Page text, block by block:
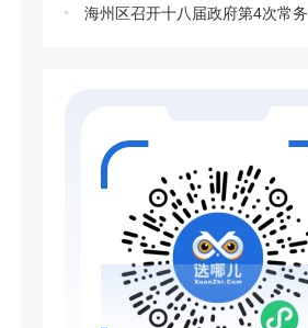
海州区召开十八届政府第4次常务